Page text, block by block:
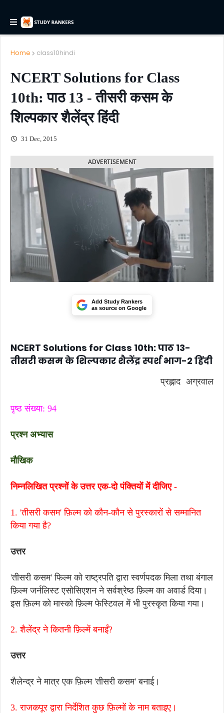
Home class10hindi
NCERT Solutions for Class
10th: पाठ 13 - तीसरी कसम के
शिल्पकार शैलेंद्र हिंदी
31 Dec, 2015
ADVERTISEMENT
Add Study Rankers
as source on Google
NCERT Solutions for Class 10th: पाठ 13-
तीसरी कसम के शिल्पकार शैलेंद्र स्पर्श भाग-2 हिंदी
प्रह्लाद अग्रवाल
पृष्ठ संख्या: 94
प्रश्न अभ्यास
मौखिक
निम्नलिखित प्रश्नों के उत्तर एक-दो पंक्तियों में दीजिए -
1. 'तीसरी कसम' फ़िल्म को कौन-कौन से पुरस्कारों से सम्मानित
किया गया है?
उत्तर
'तीसरी कसम' फिल्म को राष्ट्रपति द्वारा स्वर्णपदक मिला तथा बंगाल
फ़िल्म जर्नलिस्ट एसोसिएशन ने सर्वश्रेष्ठ फ़िल्म का अवार्ड दिया।
इस फ़िल्म को मास्को फ़िल्म फेस्टिवल में भी पुरस्कृत किया गया।
2. शैलेंद्र ने कितनी फ़िल्में बनाईं?
उत्तर
शैलेन्द्र ने मात्र एक फ़िल्म 'तीसरी कसम' बनाई।
3. राजकपूर द्वारा निर्देशित कुछ फ़िल्मों के नाम बताइए।